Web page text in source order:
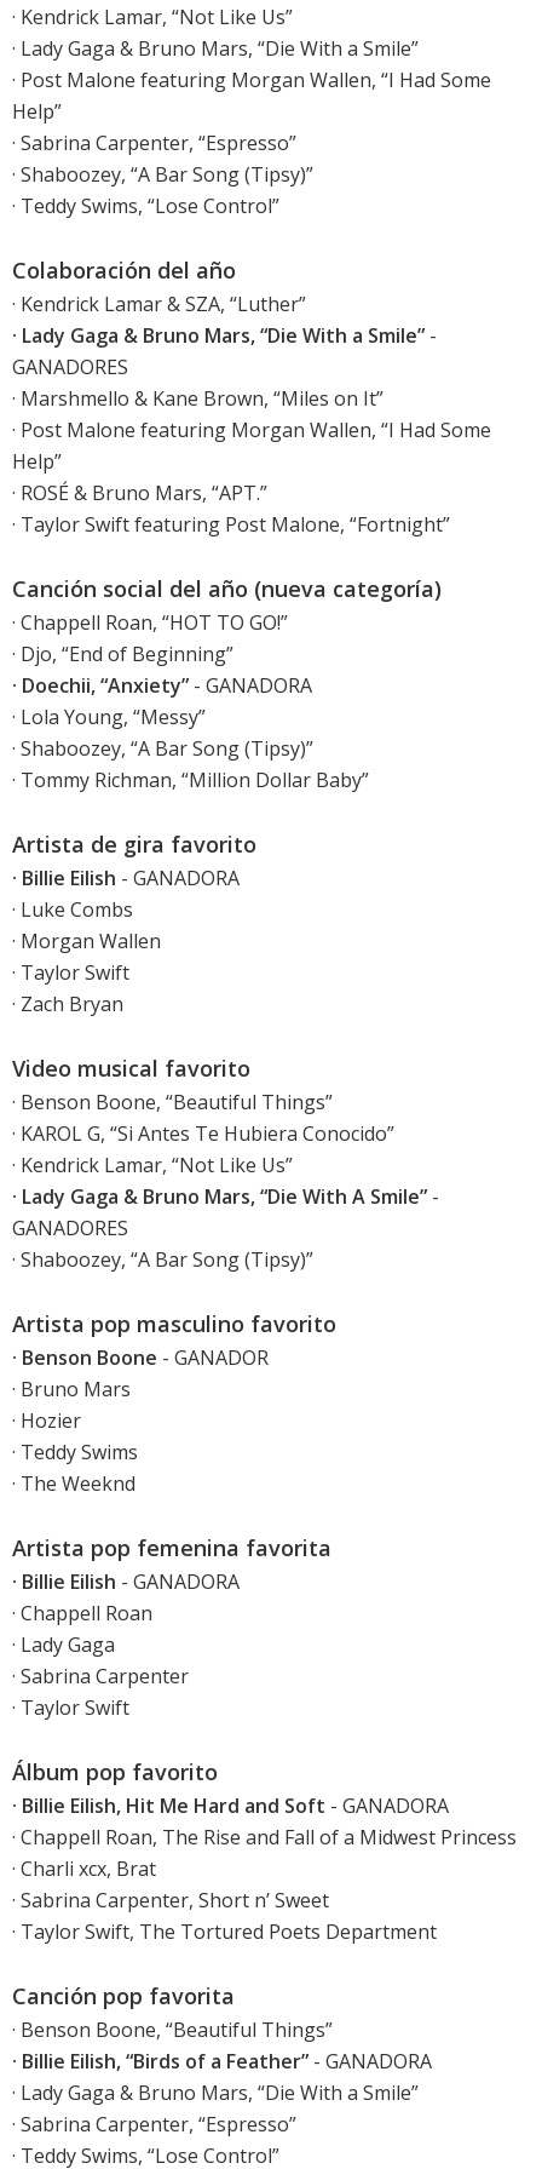
· Kendrick Lamar, “Not Like Us”
· Lady Gaga & Bruno Mars, “Die With a Smile”
· Post Malone featuring Morgan Wallen, “I Had Some
Help”
· Sabrina Carpenter, “Espresso”
· Shaboozey, “A Bar Song (Tipsy)”
· Teddy Swims, “Lose Control”
Colaboración del año
· Kendrick Lamar & SZA, “Luther”
· Lady Gaga & Bruno Mars, “Die With a Smile” -
GANADORES
· Marshmello & Kane Brown, “Miles on It”
· Post Malone featuring Morgan Wallen, “I Had Some
Help”
· ROSÉ & Bruno Mars, “APT.”
· Taylor Swift featuring Post Malone, “Fortnight”
Canción social del año (nueva categoría)
· Chappell Roan, “HOT TO GO!”
· Djo, “End of Beginning”
· Doechii, “Anxiety” - GANADORA
· Lola Young, “Messy”
· Shaboozey, “A Bar Song (Tipsy)”
· Tommy Richman, “Million Dollar Baby”
Artista de gira favorito
· Billie Eilish - GANADORA
· Luke Combs
· Morgan Wallen
· Taylor Swift
· Zach Bryan
Video musical favorito
· Benson Boone, “Beautiful Things”
· KAROL G, “Si Antes Te Hubiera Conocido”
· Kendrick Lamar, “Not Like Us”
· Lady Gaga & Bruno Mars, “Die With A Smile” -
GANADORES
· Shaboozey, “A Bar Song (Tipsy)”
Artista pop masculino favorito
· Benson Boone - GANADOR
· Bruno Mars
· Hozier
· Teddy Swims
· The Weeknd
Artista pop femenina favorita
· Billie Eilish - GANADORA
· Chappell Roan
· Lady Gaga
· Sabrina Carpenter
· Taylor Swift
Álbum pop favorito
· Billie Eilish, Hit Me Hard and Soft - GANADORA
· Chappell Roan, The Rise and Fall of a Midwest Princess
· Charli xcx, Brat
· Sabrina Carpenter, Short n’ Sweet
· Taylor Swift, The Tortured Poets Department
Canción pop favorita
· Benson Boone, “Beautiful Things”
· Billie Eilish, “Birds of a Feather” - GANADORA
· Lady Gaga & Bruno Mars, “Die With a Smile”
· Sabrina Carpenter, “Espresso”
· Teddy Swims, “Lose Control”